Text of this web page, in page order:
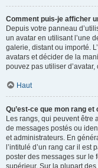
Comment puis-je afficher
Depuis votre panneau
un avatar en utilisant l’une
galerie, distant ou importé.
avatars et décider de la
pouvez pas utiliser
Haut
Qu’est-ce que mon rang
Les rangs, qui peuvent être
de messages postés ou
et administrateurs. En
l’intitulé d’un rang car il est
poster des messages sur le
supérieur. Sur la plupart